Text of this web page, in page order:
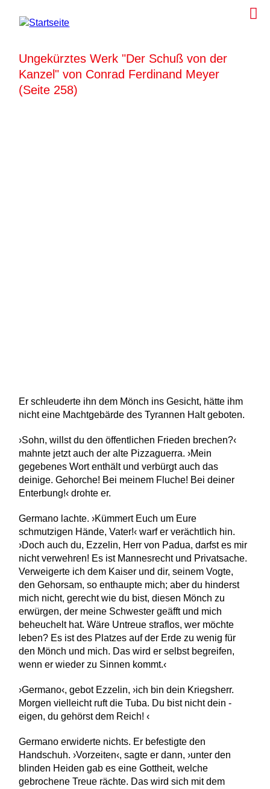
Ungekürztes Werk "Der Schuß von der
Kanzel" von Conrad Ferdinand Meyer
(Seite 258)
Er schleuderte ihn dem Mönch ins Gesicht, hätte ihm
nicht eine Machtgebärde des Tyrannen Halt geboten.
›Sohn, willst du den öffentlichen Frieden brechen?‹
mahnte jetzt auch der alte Pizzaguerra. ›Mein
gegebenes Wort enthält und verbürgt auch das
deinige. Gehorche! Bei meinem Fluche! Bei deiner
Enterbung!‹ drohte er.
Germano lachte. ›Kümmert Euch um Eure
schmutzigen Hände, Vater!‹ warf er verächtlich hin.
›Doch auch du, Ezzelin, Herr von Padua, darfst es mir
nicht verwehren! Es ist Mannesrecht und Privatsache.
Verweigerte ich dem Kaiser und dir, seinem Vogte,
den Gehorsam, so enthaupte mich; aber du hinderst
mich nicht, gerecht wie du bist, diesen Mönch zu
erwürgen, der meine Schwester geäfft und mich
beheuchelt hat. Wäre Untreue straflos, wer möchte
leben? Es ist des Platzes auf der Erde zu wenig für
den Mönch und mich. Das wird er selbst begreifen,
wenn er wieder zu Sinnen kommt.‹
›Germano‹, gebot Ezzelin, ›ich bin dein Kriegsherr.
Morgen vielleicht ruft die Tuba. Du bist nicht dein ­
eigen, du gehörst dem Reich! ‹
Germano erwiderte nichts. Er befestigte den
Handschuh. ›Vorzeiten‹, sagte er dann, ›unter den
blinden Heiden gab es eine Gottheit, welche
gebrochene Treue rächte. Das wird sich mit dem